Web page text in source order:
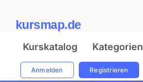
kursmap.de
Kurskatalog Kategorien
Anmelden Registrieren